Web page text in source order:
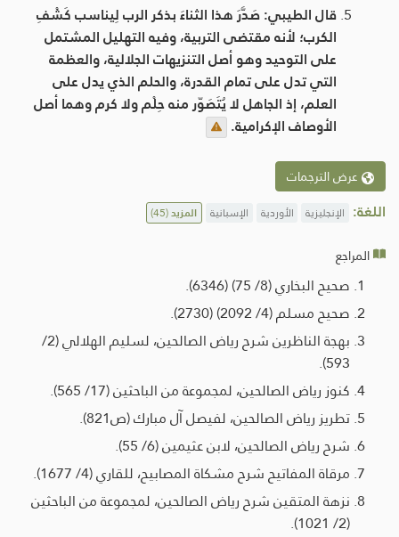
قال الطيبي: صَدَّرَ هذا الثناءَ بذكر الرب لِيناسب كَشْفِ
الكرب؛ لأنه مقتضى التربية، وفيه التهليل المشتمل
على التوحيد وهو أصل التنزيهات الجلالية، والعظمة
التي تدل على تمام القدرة، والحلم الذي يدل على
العلم، إذ الجاهل لا يُتَصَوّر منه حِلْم ولا كرم وهما أصل
الأوصاف الإكرامية.
عرض الترجمات
اللغة: الإنجليزية الأوردية الإسبانية المزيد(45)
المراجع
صحيح البخاري (8/ 75) (6346).
صحيح مسلم (4/ 2092) (2730).
بهجة الناظرين شرح رياض الصالحين، لسليم الهلالي (2/
593).
كنوز رياض الصالحين، لمجموعة من الباحثين (17/ 565).
تطريز رياض الصالحين، لفيصل آل مبارك (ص821).
شرح رياض الصالحين، لابن عثيمين (6/ 55).
مرقاة المفاتيح شرح مشكاة المصابيح، للقاري (4/ 1677).
نزهة المتقين شرح رياض الصالحين، لمجموعة من الباحثين
(2/ 1021).